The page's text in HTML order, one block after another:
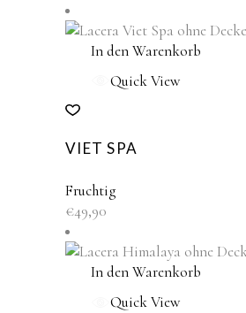
In den Warenkorb
Quick View
VIET SPA
Fruchtig
€49,90
In den Warenkorb
Quick View